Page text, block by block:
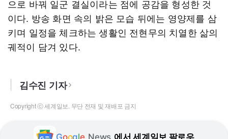
으로 바꿔 일군 결실이라는 점에 공감을 형성한 것
이다. 방송 화면 속의 밝은 모습 뒤에는 영양제를 삼
키며 일정을 체크하는 생활인 전현무의 치열한 삶의
궤적이 담겨 있다.
김수진 기자
Copyright ⓒ 세계일보. 무단 전재 및 재배포 금지
Google News 에서 세계일보 팔로우